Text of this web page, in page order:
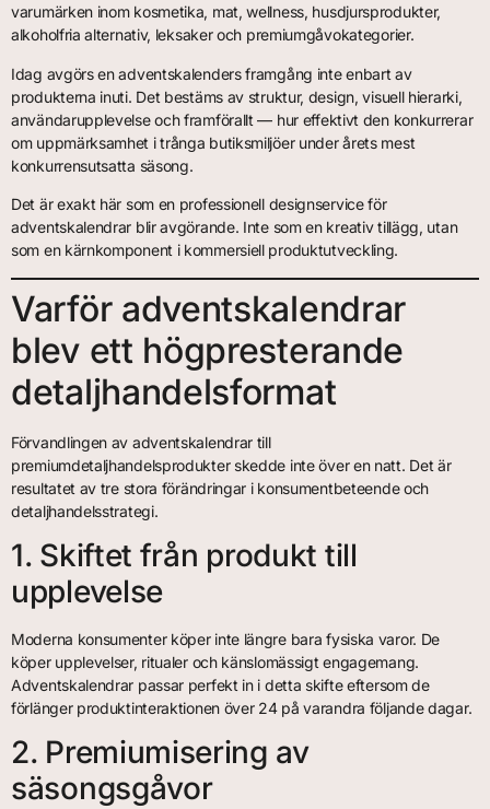
varumärken inom kosmetika, mat, wellness, husdjursprodukter,
alkoholfria alternativ, leksaker och premiumgåvokategorier.
Idag avgörs en adventskalenders framgång inte enbart av
produkterna inuti. Det bestäms av struktur, design, visuell hierarki,
användarupplevelse och framförallt — hur effektivt den konkurrerar
om uppmärksamhet i trånga butiksmiljöer under årets mest
konkurrensutsatta säsong.
Det är exakt här som en professionell designservice för
adventskalendrar blir avgörande. Inte som en kreativ tillägg, utan
som en kärnkomponent i kommersiell produktutveckling.
Varför adventskalendrar
blev ett högpresterande
detaljhandelsformat
Förvandlingen av adventskalendrar till
premiumdetaljhandelsprodukter skedde inte över en natt. Det är
resultatet av tre stora förändringar i konsumentbeteende och
detaljhandelsstrategi.
1. Skiftet från produkt till
upplevelse
Moderna konsumenter köper inte längre bara fysiska varor. De
köper upplevelser, ritualer och känslomässigt engagemang.
Adventskalendrar passar perfekt in i detta skifte eftersom de
förlänger produktinteraktionen över 24 på varandra följande dagar.
2. Premiumisering av
säsongsgåvor